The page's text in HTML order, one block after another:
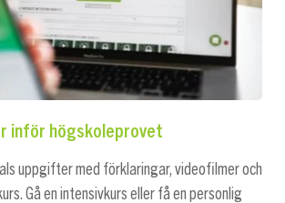
inför högskoleprovet
uppgifter med förklaringar, videofilmer och
Gå en intensivkurs eller få en personlig